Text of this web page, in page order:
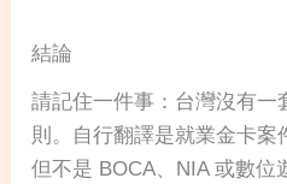
結論
請記住一件事：台灣沒有一
則。自行翻譯是就業金卡案
但不是 BOCA、NIA 或數位